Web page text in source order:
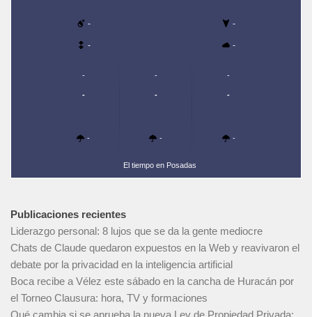
- -
- -
-
-
-
-
-
-
-
-
-
El tiempo en Posadas
Publicaciones recientes
Liderazgo personal: 8 lujos que se da la gente mediocre
Chats de Claude quedaron expuestos en la Web y reavivaron el
debate por la privacidad en la inteligencia artificial
Boca recibe a Vélez este sábado en la cancha de Huracán por
el Torneo Clausura: hora, TV y formaciones
Qué cambia si se aprueba la nueva Ley de Propiedad Privada: